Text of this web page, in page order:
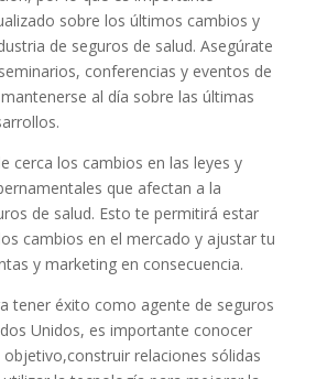
sobre los últimos cambios y
de seguros de salud. Asegúrate
conferencias y eventos de
al día sobre las últimas
cerca los cambios en las leyes y
que afectan a la
de salud. Esto te permitirá estar
cambios en el mercado y ajustar tu
y marketing en consecuencia.
tener éxito como agente de seguros
Unidos, es importante conocer
relaciones sólidas